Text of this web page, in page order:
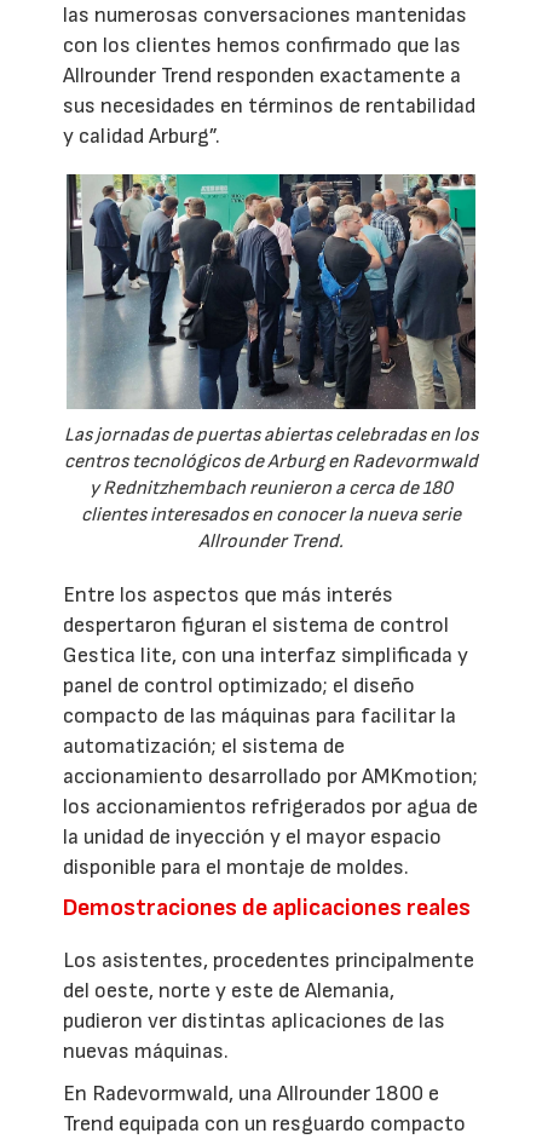
las numerosas conversaciones mantenidas
con los clientes hemos confirmado que las
Allrounder Trend responden exactamente a
sus necesidades en términos de rentabilidad
y calidad Arburg”.
Las jornadas de puertas abiertas celebradas en los
centros tecnológicos de Arburg en Radevormwald
y Rednitzhembach reunieron a cerca de 180
clientes interesados en conocer la nueva serie
Allrounder Trend.
Entre los aspectos que más interés
despertaron figuran el sistema de control
Gestica lite, con una interfaz simplificada y
panel de control optimizado; el diseño
compacto de las máquinas para facilitar la
automatización; el sistema de
accionamiento desarrollado por AMKmotion;
los accionamientos refrigerados por agua de
la unidad de inyección y el mayor espacio
disponible para el montaje de moldes.
Demostraciones de aplicaciones reales
Los asistentes, procedentes principalmente
del oeste, norte y este de Alemania,
pudieron ver distintas aplicaciones de las
nuevas máquinas.
En Radevormwald, una Allrounder 1800 e
Trend equipada con un resguardo compacto